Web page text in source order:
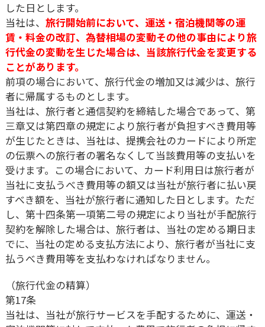
した日とします。
当社は、 旅行開始前において、運送・宿泊機関等の運
賃・料金の改訂、為替相場の変動その他の事由により旅
行代金の変動を生じた場合は、当該旅行代金を変更する
ことがあります。
前項の場合において、旅行代金の増加又は減少は、旅行
者に帰属するものとします。
当社は、旅行者と通信契約を締結した場合であって、第
三章又は第四章の規定により旅行者が負担すべき費用等
が生じたときは、当社は、提携会社のカードにより所定
の伝票への旅行者の署名なくして当該費用等の支払いを
受けます。この場合において、カード利用日は旅行者が
当社に支払うべき費用等の額又は当社が旅行者に払い戻
すべき額を、当社が旅行者に通知した日とします。ただ
し、第十四条第一項第二号の規定により当社が手配旅行
契約を解除した場合は、旅行者は、当社の定める期日ま
でに、当社の定める支払方法により、旅行者が当社に支
払うべき費用等を支払わなければなりません。
（旅行代金の精算）
第17条
当社は、当社が旅行サービスを手配するために、運送・